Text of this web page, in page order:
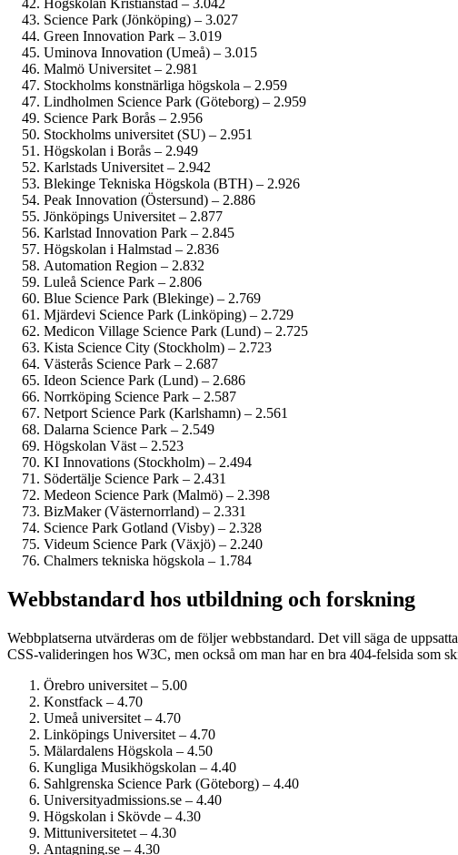
Högskolan Kristianstad – 3.042
Science Park (Jönköping) – 3.027
Green Innovation Park – 3.019
Uminova Innovation (Umeå) – 3.015
Malmö Universitet – 2.981
Stockholms konstnärliga högskola – 2.959
Lindholmen Science Park (Göteborg) – 2.959
Science Park Borås – 2.956
Stockholms universitet (SU) – 2.951
Högskolan i Borås – 2.949
Karlstads Universitet – 2.942
Blekinge Tekniska Högskola (BTH) – 2.926
Peak Innovation (Östersund) – 2.886
Jönköpings Universitet – 2.877
Karlstad Innovation Park – 2.845
Högskolan i Halmstad – 2.836
Automation Region – 2.832
Luleå Science Park – 2.806
Blue Science Park (Blekinge) – 2.769
Mjärdevi Science Park (Linköping) – 2.729
Medicon Village Science Park (Lund) – 2.725
Kista Science City (Stockholm) – 2.723
Västerås Science Park – 2.687
Ideon Science Park (Lund) – 2.686
Norrköping Science Park – 2.587
Netport Science Park (Karlshamn) – 2.561
Dalarna Science Park – 2.549
Högskolan Väst – 2.523
KI Innovations (Stockholm) – 2.494
Södertälje Science Park – 2.431
Medeon Science Park (Malmö) – 2.398
BizMaker (Västernorrland) – 2.331
Science Park Gotland (Visby) – 2.328
Videum Science Park (Växjö) – 2.240
Chalmers tekniska högskola – 1.784
Webbstandard hos utbildning och forskning
Webbplatserna utvärderas om de följer webbstandard. Det vill säga de
CSS-valideringen hos W3C, men också om man har en bra 404-felsida som
Örebro universitet – 5.00
Konstfack – 4.70
Umeå universitet – 4.70
Linköpings Universitet – 4.70
Mälardalens Högskola – 4.50
Kungliga Musik­högskolan – 4.40
Sahlgrenska Science Park (Göteborg) – 4.40
University­admissions.se – 4.40
Högskolan i Skövde – 4.30
Mitt­universitetet – 4.30
Antagning.se – 4.30